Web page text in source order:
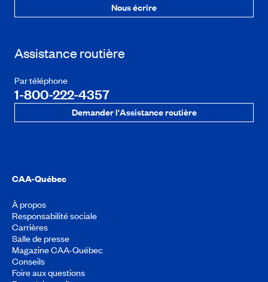
Nous écrire
Assistance routière
Par téléphone
1-800-222-4357
Demander l'Assistance routière
CAA-Québec
À propos
Responsabilité sociale
Carrières
Salle de presse
Magazine CAA-Québec
Conseils
Foire aux questions